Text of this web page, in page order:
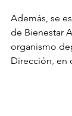
Además, se
de Bienestar
organismo
Dirección, en